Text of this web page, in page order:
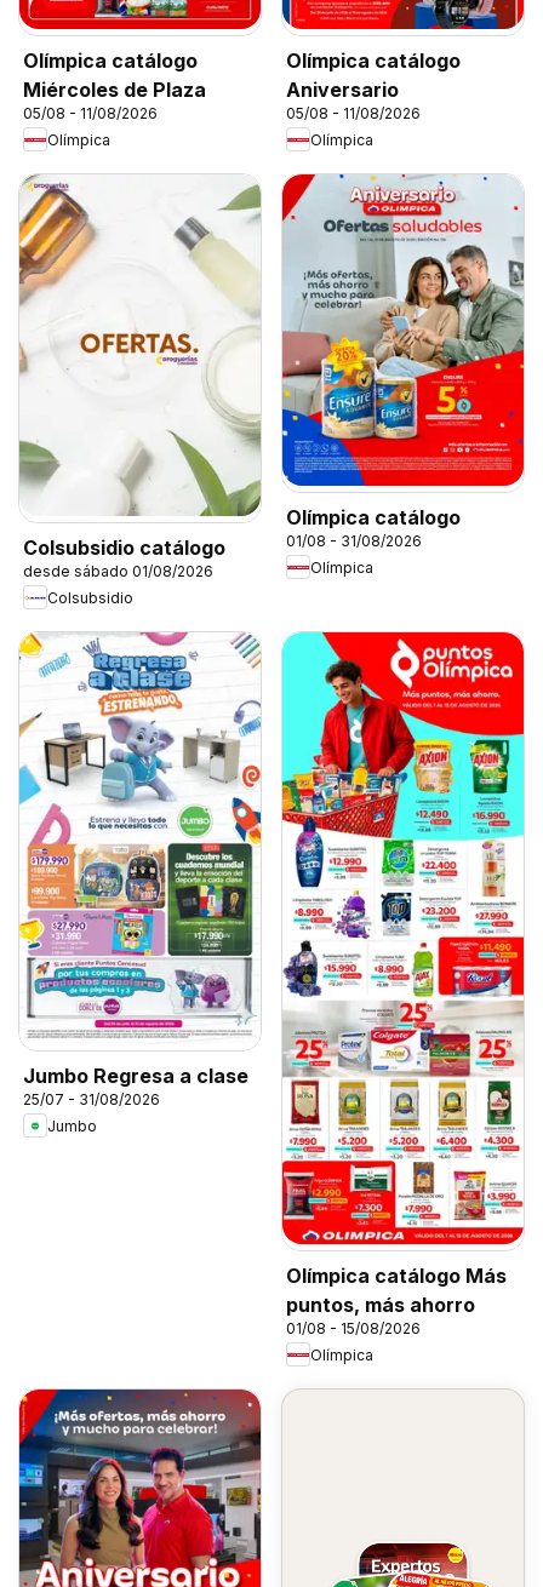
Olímpica catálogo
Miércoles de Plaza
05/08 - 11/08/2026
Olímpica
Olímpica catálogo
Aniversario
05/08 - 11/08/2026
Olímpica
Colsubsidio catálogo
desde sábado 01/08/2026
Colsubsidio
Olímpica catálogo
01/08 - 31/08/2026
Olímpica
Jumbo Regresa a clase
25/07 - 31/08/2026
Jumbo
Olímpica catálogo Más
puntos, más ahorro
01/08 - 15/08/2026
Olímpica